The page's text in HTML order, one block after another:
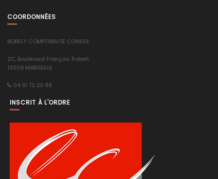
COORDONNÉES
BORELY COMPTABILITE CONSEIL
2C, Boulevard François Robert
13009 MARSEILLE
04 91 72 20 88
INSCRIT À L'ORDRE